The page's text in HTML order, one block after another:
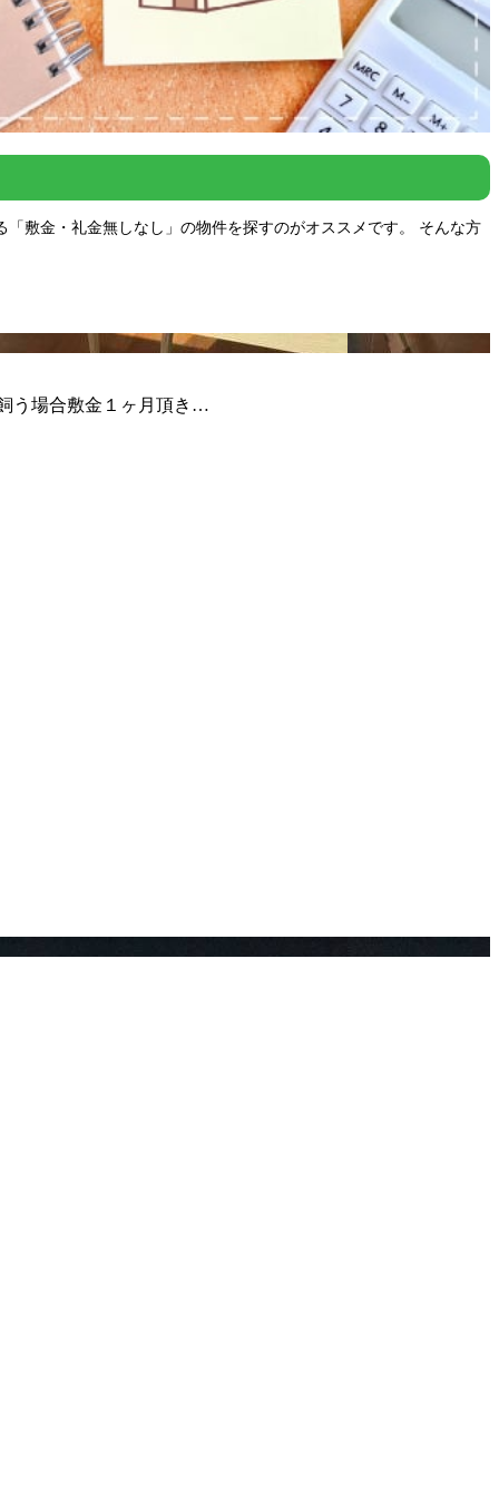
敷金・礼金無しなし」の物件を探すのがオススメです。 そんな方
う場合敷金１ヶ月頂き…